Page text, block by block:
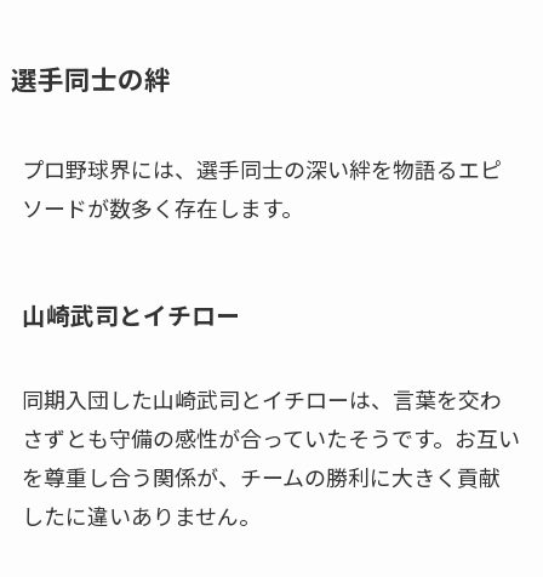
選手同士の絆
プロ野球界には、選手同士の深い絆を物語るエピ
ソードが数多く存在します。
山崎武司とイチロー
同期入団した山崎武司とイチローは、言葉を交わ
さずとも守備の感性が合っていたそうです。お互い
を尊重し合う関係が、チームの勝利に大きく貢献
したに違いありません。